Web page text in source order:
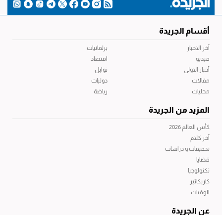
أقسام الجريدة
آخر الاخبار
فيديو
أخبار الاولى
مقالات
محليات
برلمانيات
اقتصاد
توابل
دوليات
رياضة
المزيد من الجريدة
كأس العالم 2026
آخر كلام
تحقيقات و دراسات
قضايا
تكنولوجيا
كاريكاتير
الوفيات
عن الجريدة